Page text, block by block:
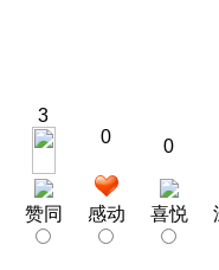
3
赞同
0
感动
0
喜悦